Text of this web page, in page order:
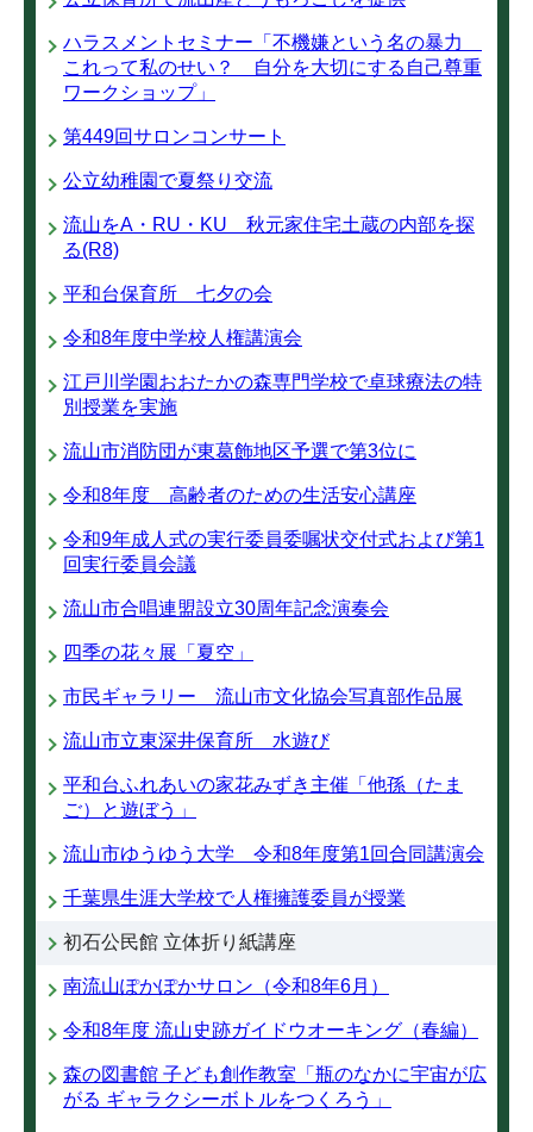
ハラスメントセミナー「不機嫌という名の暴力
これって私のせい？ 自分を大切にする自己尊重
ワークショップ」
第449回サロンコンサート
公立幼稚園で夏祭り交流
流山をA・RU・KU 秋元家住宅土蔵の内部を探
る(R8)
平和台保育所 七夕の会
令和8年度中学校人権講演会
江戸川学園おおたかの森専門学校で卓球療法の特
別授業を実施
流山市消防団が東葛飾地区予選で第3位に
令和8年度 高齢者のための生活安心講座
令和9年成人式の実行委員委嘱状交付式および第1
回実行委員会議
流山市合唱連盟設立30周年記念演奏会
四季の花々展「夏空」
市民ギャラリー 流山市文化協会写真部作品展
流山市立東深井保育所 水遊び
平和台ふれあいの家花みずき主催「他孫（たま
ご）と遊ぼう」
流山市ゆうゆう大学 令和8年度第1回合同講演会
千葉県生涯大学校で人権擁護委員が授業
初石公民館 立体折り紙講座
南流山ぽかぽかサロン（令和8年6月）
令和8年度 流山史跡ガイドウオーキング（春編）
森の図書館 子ども創作教室「瓶のなかに宇宙が広
がる ギャラクシーボトルをつくろう」